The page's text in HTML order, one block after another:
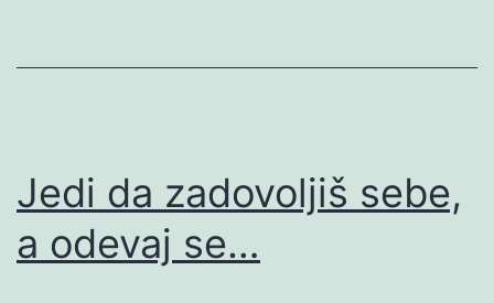
Jedi da zadovoljiš sebe,
a odevaj se…